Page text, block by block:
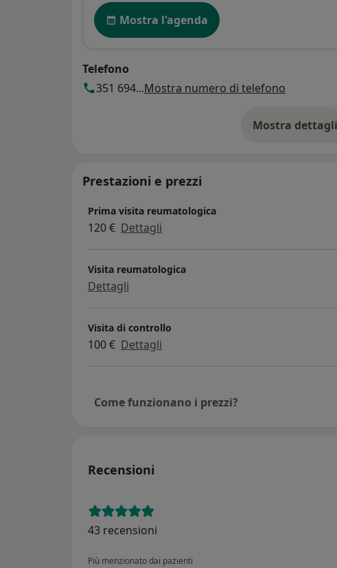
Disponibilità
Mostra l'agenda
Telefono
351 694...Mostra numero di telefono
Mostra dettagli
Prestazioni e prezzi
Prima visita reumatologica
120 € Dettagli
Visita reumatologica
Dettagli
Visita di controllo
100 € Dettagli
Come funzionano i prezzi?
Recensioni
43 recensioni
Più menzionato dai pazienti